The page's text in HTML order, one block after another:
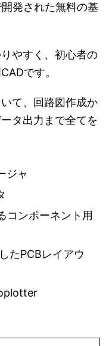
発された無料の基
やすく、初心者の
です。
て、回路図作成か
タ出力まで全てを
ジャ
コンポーネント用
たPCBレイアウ